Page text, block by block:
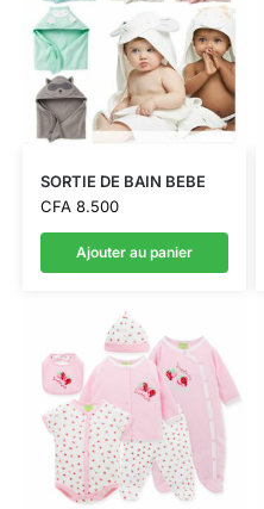
SORTIE DE BAIN BEBE
CFA8.500
Ajouter au panier